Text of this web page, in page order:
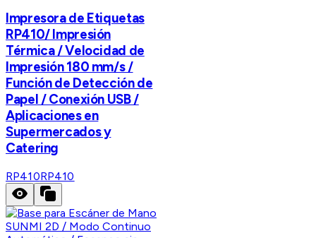
Impresora de Etiquetas
RP410/ Impresión
Térmica / Velocidad de
Impresión 180 mm/s /
Función de Detección de
Papel / Conexión USB /
Aplicaciones en
Supermercados y
Catering
RP410RP410